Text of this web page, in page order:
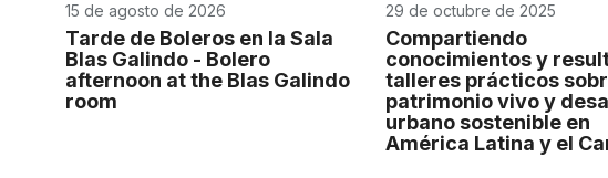
15 de agosto de 2026
Tarde de Boleros en la Sala
Blas Galindo - Bolero
afternoon at the Blas Galindo
room
29 de octubre de 2025
Compartiendo
conocimientos y
talleres prácticos
patrimonio vivo y
urbano sostenible en
América Latina y el